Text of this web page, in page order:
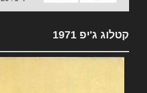
קטלוג ג'יפ 1971